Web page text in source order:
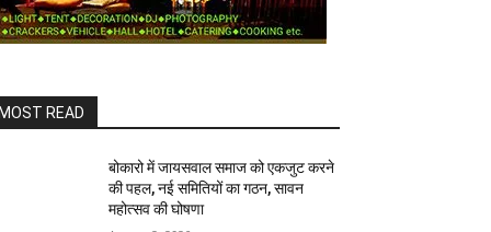
READ
बोकारो में जायसवाल समाज को एकजुट करने
की पहल, नई समितियों का गठन, सावन
महोत्सव की घोषणा